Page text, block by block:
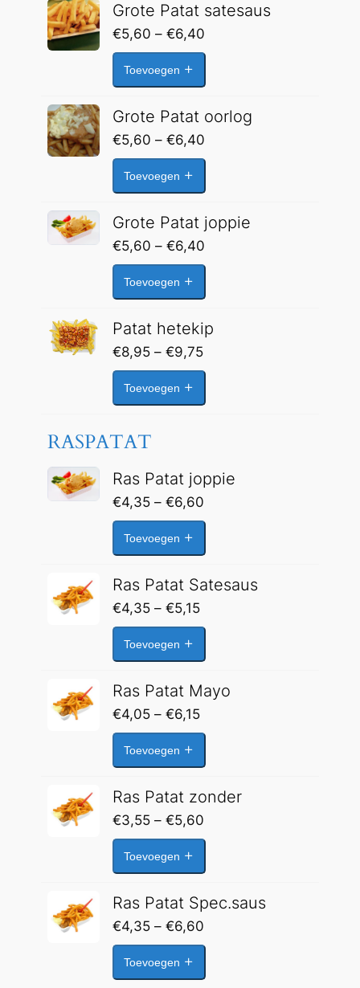
Grote Patat satesaus
€5,60 – €6,40Prijsklasse:
€5,60
Toevoegen
Grote Patat oorlog
€5,60 – €6,40Prijsklasse:
€5,60
Toevoegen
Grote Patat joppie
€5,60 – €6,40Prijsklasse:
€5,60
Toevoegen
Patat hetekip
€8,95 – €9,75Prijsklasse:
€8,95
Toevoegen
RASPATAT
Ras Patat joppie
€4,35 – €6,60Prijsklasse:
€4,35
Toevoegen
Ras Patat Satesaus
€4,35 – €5,15Prijsklasse:
€4,35
Toevoegen
Ras Patat Mayo
€4,05 – €6,15Prijsklasse:
€4,05
Toevoegen
Ras Patat zonder
€3,55 – €5,60Prijsklasse:
€3,55
Toevoegen
Ras Patat Spec.saus
€4,35 – €6,60Prijsklasse:
€4,35
Toevoegen